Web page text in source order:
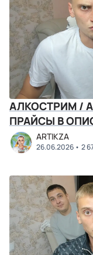
АЛКОСТРИМ /
ПРАЙСЫ В
ARTIKZA
26.06.2026 2